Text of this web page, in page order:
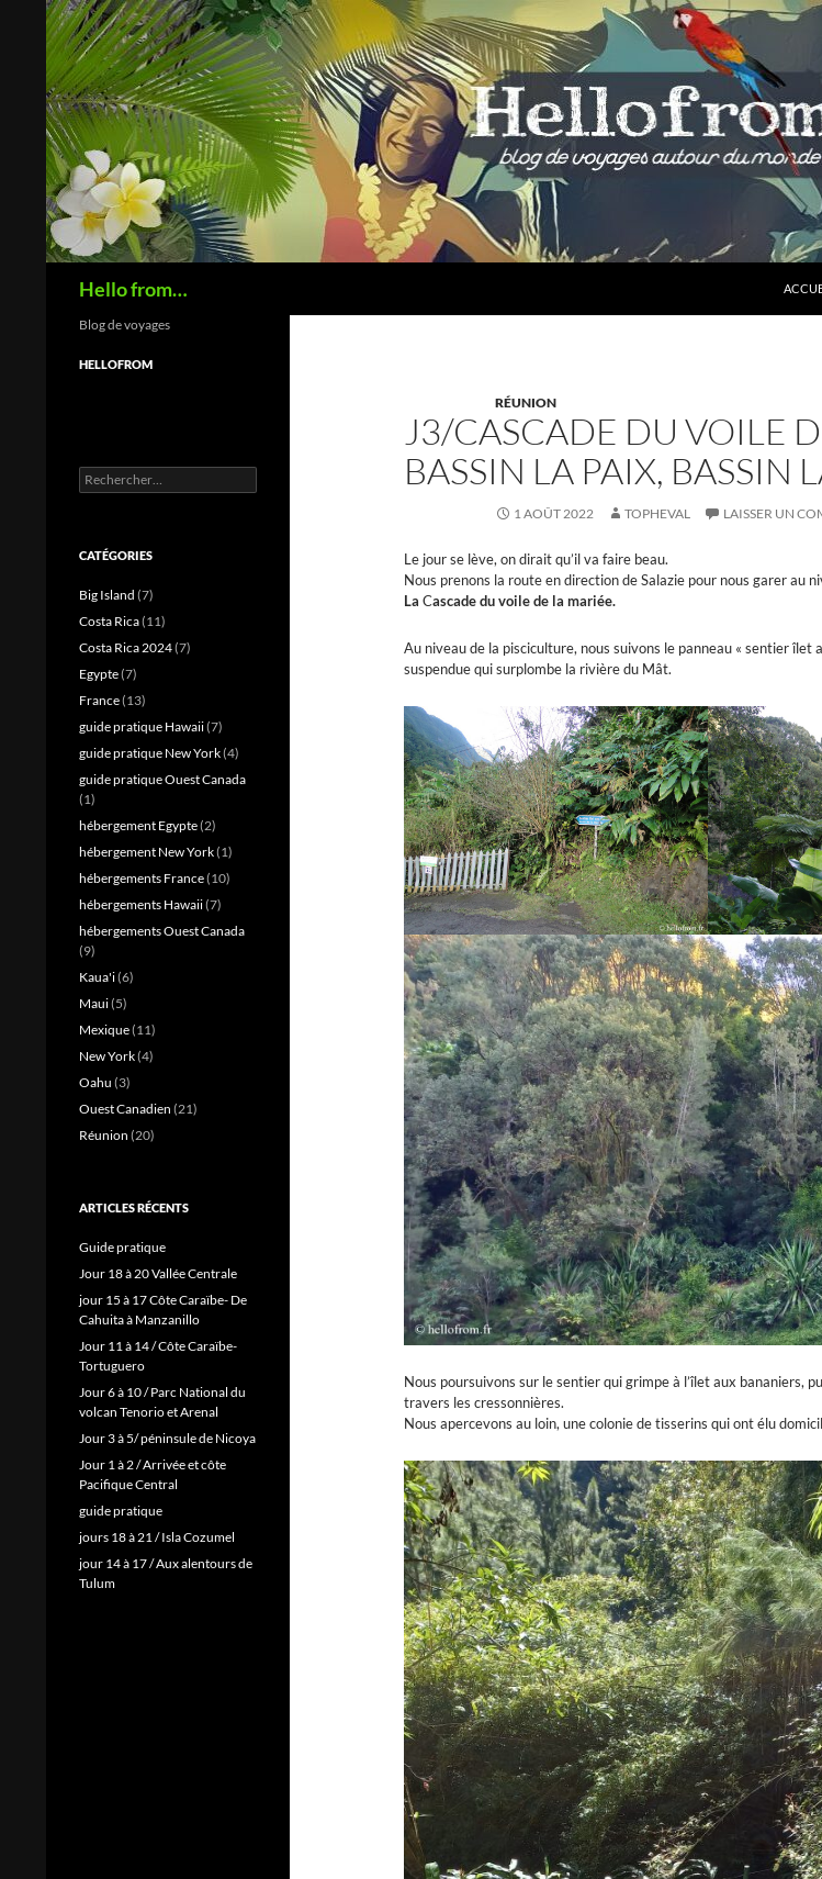
Hello from…
RÉUNION
J3/CASCADE DU VOILE
BASSIN LA PAIX, BASSIN
1 AOÛT 2022 TOPHEVAL LAISSER UN
Le jour se lève, on dirait qu’il va faire beau.
Nous prenons la route en direction de Salazie pour nous garer au
La Cascade du voile de la mariée.
Au niveau de la pisciculture, nous suivons le panneau « sentier
suspendue qui surplombe la rivière du Mât.
Nous poursuivons sur le sentier qui grimpe à l’îlet aux bananiers,
travers les cressonnières.
Nous apercevons au loin, une colonie de tisserins qui ont élu
Blog de voyages
HELLOFROM
Rechercher :
CATÉGORIES
Big Island (7)
Costa Rica(11)
Costa Rica 2024(7)
Egypte(7)
France(13)
guide pratique Hawaii(7)
guide pratique New York(4)
guide pratique Ouest Canada
(1)
hébergement Egypte(2)
hébergement New York(1)
hébergements France(10)
hébergements Hawaii(7)
hébergements Ouest Canada
(9)
Kaua'i(6)
Maui(5)
Mexique(11)
New York(4)
Oahu (3)
Ouest Canadien (21)
Réunion (20)
ARTICLES RÉCENTS
Guide pratique
Jour 18 à 20 Vallée Centrale
jour 15 à 17 Côte Caraïbe- De
Cahuita à Manzanillo
Jour 11 à 14 / Côte Caraïbe-
Tortuguero
Jour 6 à 10 / Parc National du
volcan Tenorio et Arenal
Jour 3 à 5/ péninsule de Nicoya
Jour 1 à 2 / Arrivée et côte
Pacifique Central
guide pratique
jours 18 à 21 / Isla Cozumel
jour 14 à 17 / Aux alentours de
Tulum